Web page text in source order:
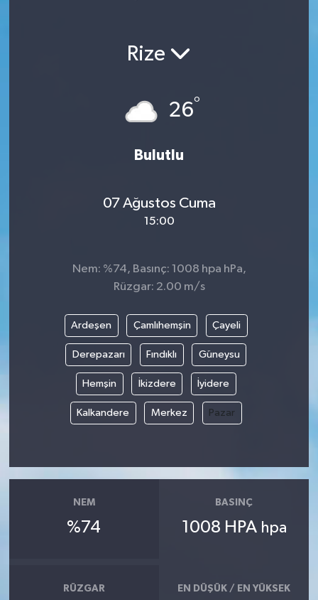
Rize
26°
Bulutlu
07 Ağustos Cuma
15:00
Nem: %74, Basınç: 1008 hpa hPa,
Rüzgar: 2.00 m/s
Ardeşen Çamlıhemşin Çayeli
Derepazarı Fındıklı Güneysu
Hemşin İkizdere İyidere
Kalkandere Merkez Pazar
NEM
%74
BASINÇ
1008 HPA hpa
RÜZGAR EN DÜŞÜK / EN YÜKSEK